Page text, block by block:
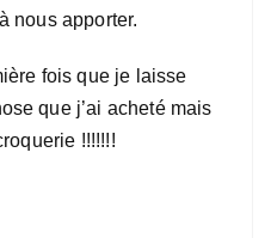
nous apporter.
fois que je laisse
que j’ai acheté mais
!!!!!!!